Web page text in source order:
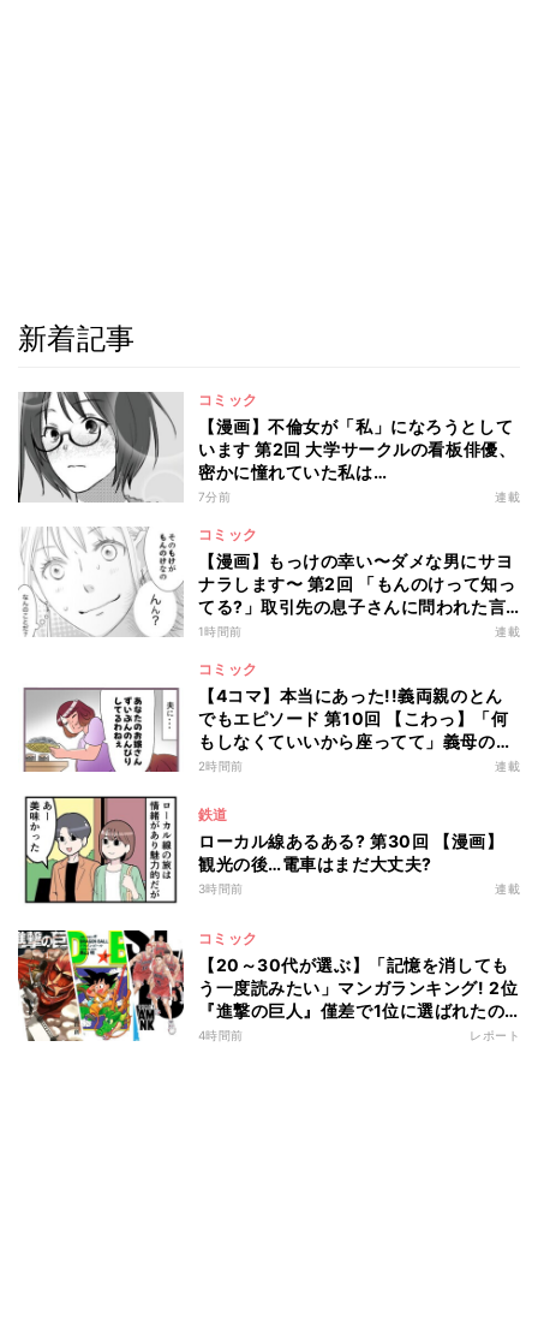
新着記事
コミック
【漫画】不倫女が「私」になろうとして
います 第2回 大学サークルの看板俳優、
密かに憧れていた私は…
7分前 連載
コミック
【漫画】もっけの幸い〜ダメな男にサヨ
ナラします〜 第2回 「もんのけって知っ
てる?」取引先の息子さんに問われた言
葉は…
1時間前 連載
コミック
【4コマ】本当にあった!!義両親のとん
でもエピソード 第10回 【こわっ】「何
もしなくていいから座ってて」義母の言
葉を真に受けた結果…
2時間前 連載
鉄道
ローカル線あるある? 第30回 【漫画】
観光の後…電車はまだ大丈夫?
3時間前 連載
コミック
【20～30代が選ぶ】「記憶を消しても
う一度読みたい」マンガランキング! 2位
『進撃の巨人』僅差で1位に選ばれたの
は?
4時間前 レポート